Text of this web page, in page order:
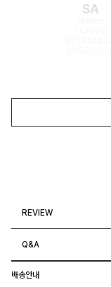
SA
REVIEW
Q&A
배송안내